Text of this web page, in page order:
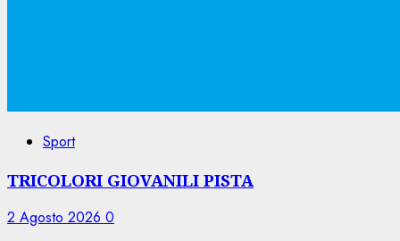
Sport
TRICOLORI GIOVANILI PISTA
2 Agosto 2026 0